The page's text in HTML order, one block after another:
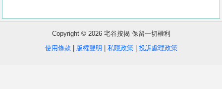
盤
Copyright © 2026 宅谷按揭 保留一切權利
使用條款
版權聲明 私隱政策| 投訴處理政策